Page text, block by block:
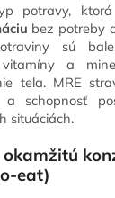
potravy, ktorá
bez potreby
sú
a
tela. MRE
a schopnosť
situáciách.
eat)